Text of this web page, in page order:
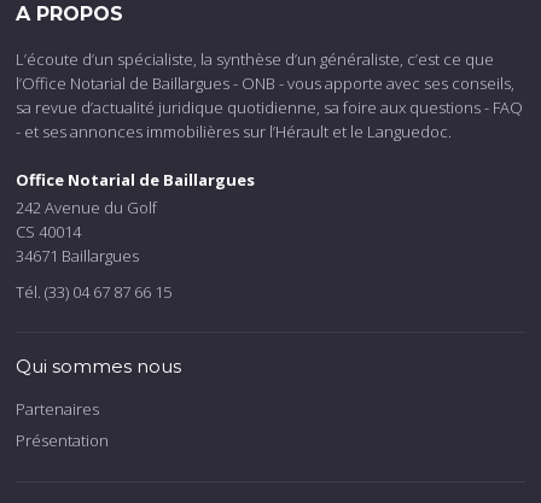
A PROPOS
L’écoute d’un spécialiste, la synthèse d’un généraliste, c’est ce que
l’Office Notarial de Baillargues - ONB - vous apporte avec ses conseils,
sa revue d’actualité juridique quotidienne, sa foire aux questions - FAQ
- et ses annonces immobilières sur l’Hérault et le Languedoc.
Office Notarial de Baillargues
242 Avenue du Golf
CS 40014
34671 Baillargues
Tél. (33) 04 67 87 66 15
Qui sommes nous
Partenaires
Présentation